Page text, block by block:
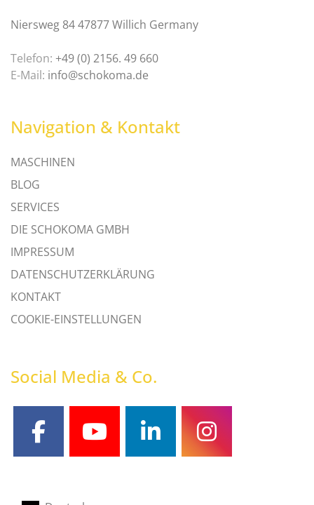
Niersweg 84 47877 Willich Germany
Telefon: +49 (0) 2156. 49 660
E-Mail: info@schokoma.de
Navigation & Kontakt
MASCHINEN
BLOG
SERVICES
DIE SCHOKOMA GMBH
IMPRESSUM
DATENSCHUTZERKLÄRUNG
KONTAKT
COOKIE-EINSTELLUNGEN
Social Media & Co.
facebookyoutubelinkedininstagram